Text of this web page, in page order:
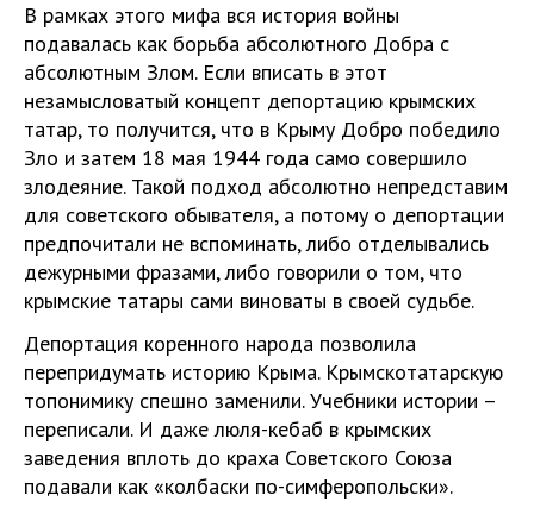
В рамках этого мифа вся история войны
подавалась как борьба абсолютного Добра с
абсолютным Злом. Если вписать в этот
незамысловатый концепт депортацию крымских
татар, то получится, что в Крыму Добро победило
Зло и затем 18 мая 1944 года само совершило
злодеяние. Такой подход абсолютно непредставим
для советского обывателя, а потому о депортации
предпочитали не вспоминать, либо отделывались
дежурными фразами, либо говорили о том, что
крымские татары сами виноваты в своей судьбе.
Депортация коренного народа позволила
перепридумать историю Крыма. Крымскотатарскую
топонимику спешно заменили. Учебники истории –
переписали. И даже люля-кебаб в крымских
заведения вплоть до краха Советского Союза
подавали как «колбаски по-симферопольски».